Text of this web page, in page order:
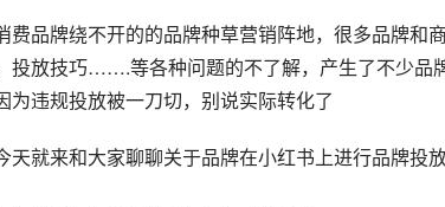
费品牌绕不开的的品牌种草营销阵地，很多品牌和
投放技巧…….等各种问题的不了解，产生了不少品
为违规投放被一刀切，别说实际转化了
天就来和大家聊聊关于品牌在小红书上进行品牌投